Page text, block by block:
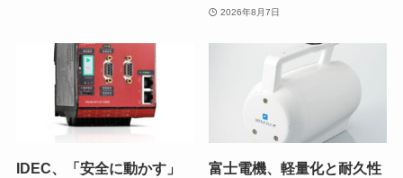
2026年8月7日
IDEC、「安全に動かす」
富士電機、軽量化と耐久性